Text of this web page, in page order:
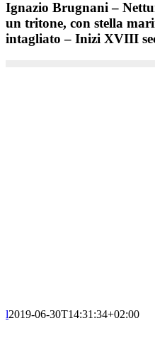
Ignazio Brugnani –
un tritone, con stella
intagliato – Inizi XVIII
l2019-06-30T14:31:34+02:00